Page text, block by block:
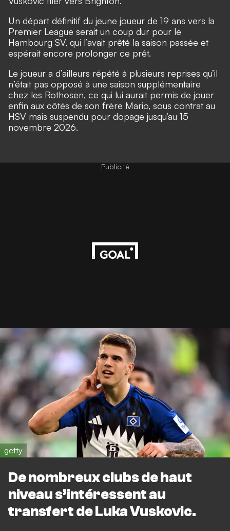
Un départ définitif du jeune joueur de 19 ans vers la
Premier League serait un coup dur pour le
Hambourg SV, qui l’avait prêté la saison passée et
espérait encore prolonger ce prêt.
Le joueur a d’ailleurs répété à plusieurs reprises qu’il
n’était pas opposé à une saison supplémentaire
chez les Rothosen, ce qui lui aurait permis de jouer
enfin aux côtés de son frère Mario, sous contrat au
HSV mais suspendu pour dopage jusqu’au 15
novembre 2026.
Publicité
getty
De nombreux clubs de haut
niveau s’intéressent au
transfert de Luka Vuskovic.